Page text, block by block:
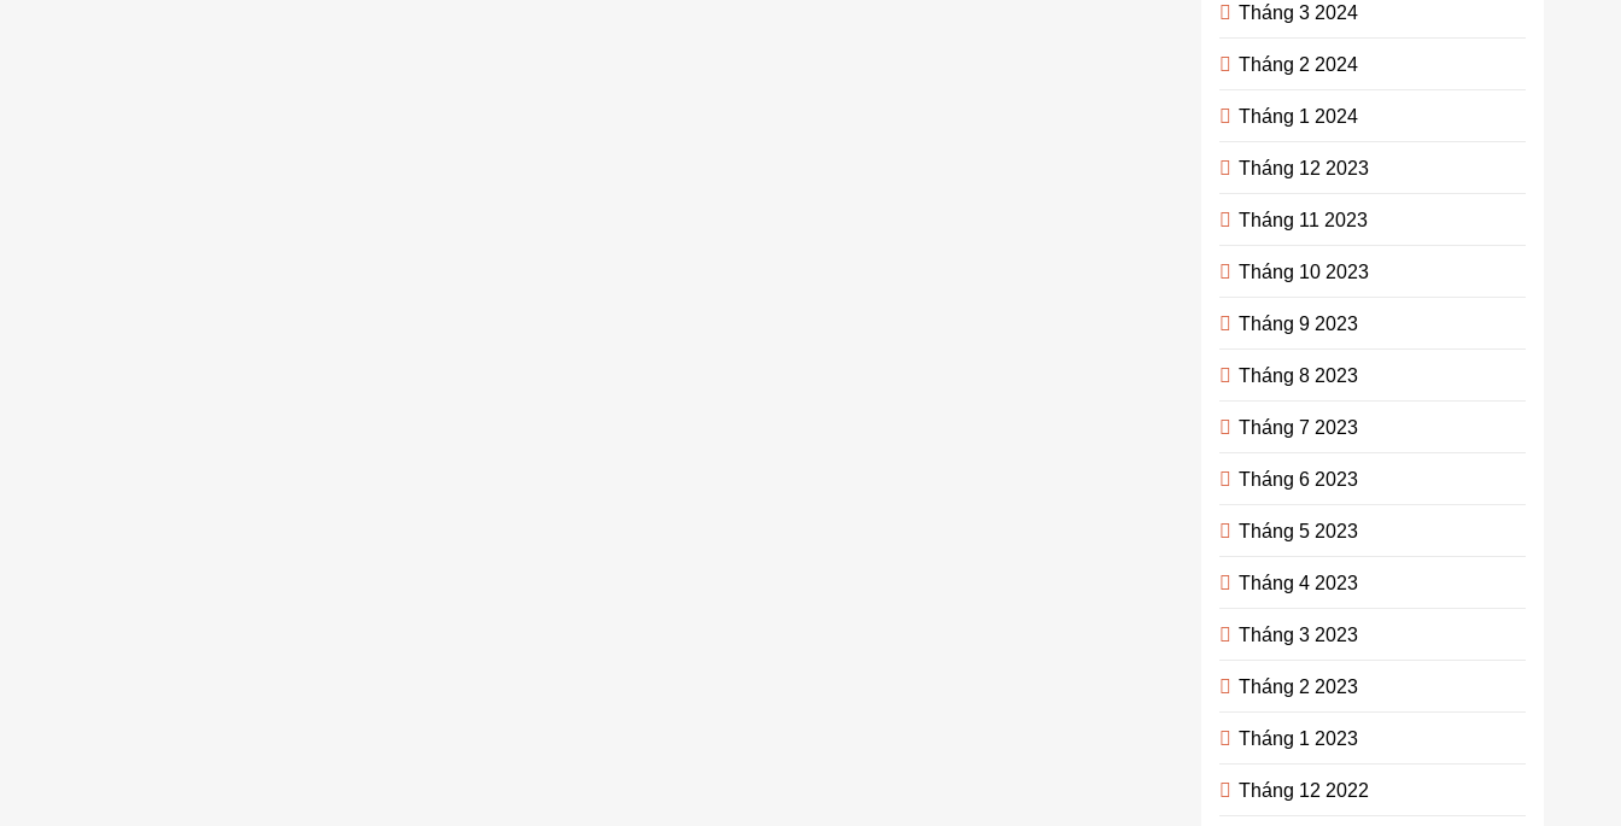
Tháng 3 2024
Tháng 2 2024
Tháng 1 2024
Tháng 12 2023
Tháng 11 2023
Tháng 10 2023
Tháng 9 2023
Tháng 8 2023
Tháng 7 2023
Tháng 6 2023
Tháng 5 2023
Tháng 4 2023
Tháng 3 2023
Tháng 2 2023
Tháng 1 2023
Tháng 12 2022